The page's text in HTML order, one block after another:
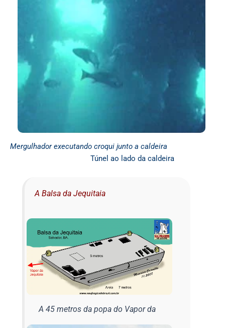
Mergulhador executando croqui junto a caldeira
Túnel ao lado da caldeira
A Balsa da Jequitaia
A 45 metros da popa do Vapor da